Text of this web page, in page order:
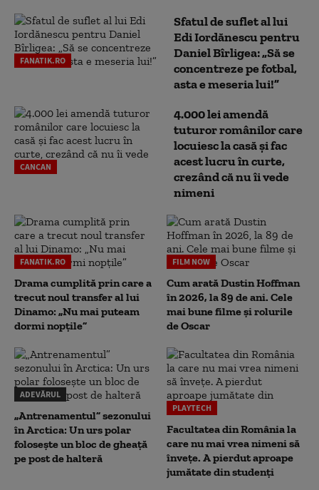
FANATIK.RO
Sfatul de suflet al lui
Edi Iordănescu pentru
Daniel Bîrligea: „Să se
concentreze pe fotbal,
asta e meseria lui!”
CANCAN
4.000 lei amendă
tuturor românilor care
locuiesc la casă și fac
acest lucru în curte,
crezând că nu îi vede
nimeni
FANATIK.RO
Drama cumplită prin care a
trecut noul transfer al lui
Dinamo: „Nu mai puteam
dormi nopțile”
FILM NOW
Cum arată Dustin Hoffman
în 2026, la 89 de ani. Cele
mai bune filme și rolurile
de Oscar
ADEVĂRUL
„Antrenamentul” sezonului
în Arctica: Un urs polar
folosește un bloc de gheață
pe post de halteră
PLAYTECH
Facultatea din România la
care nu mai vrea nimeni să
înveţe. A pierdut aproape
jumătate din studenţi